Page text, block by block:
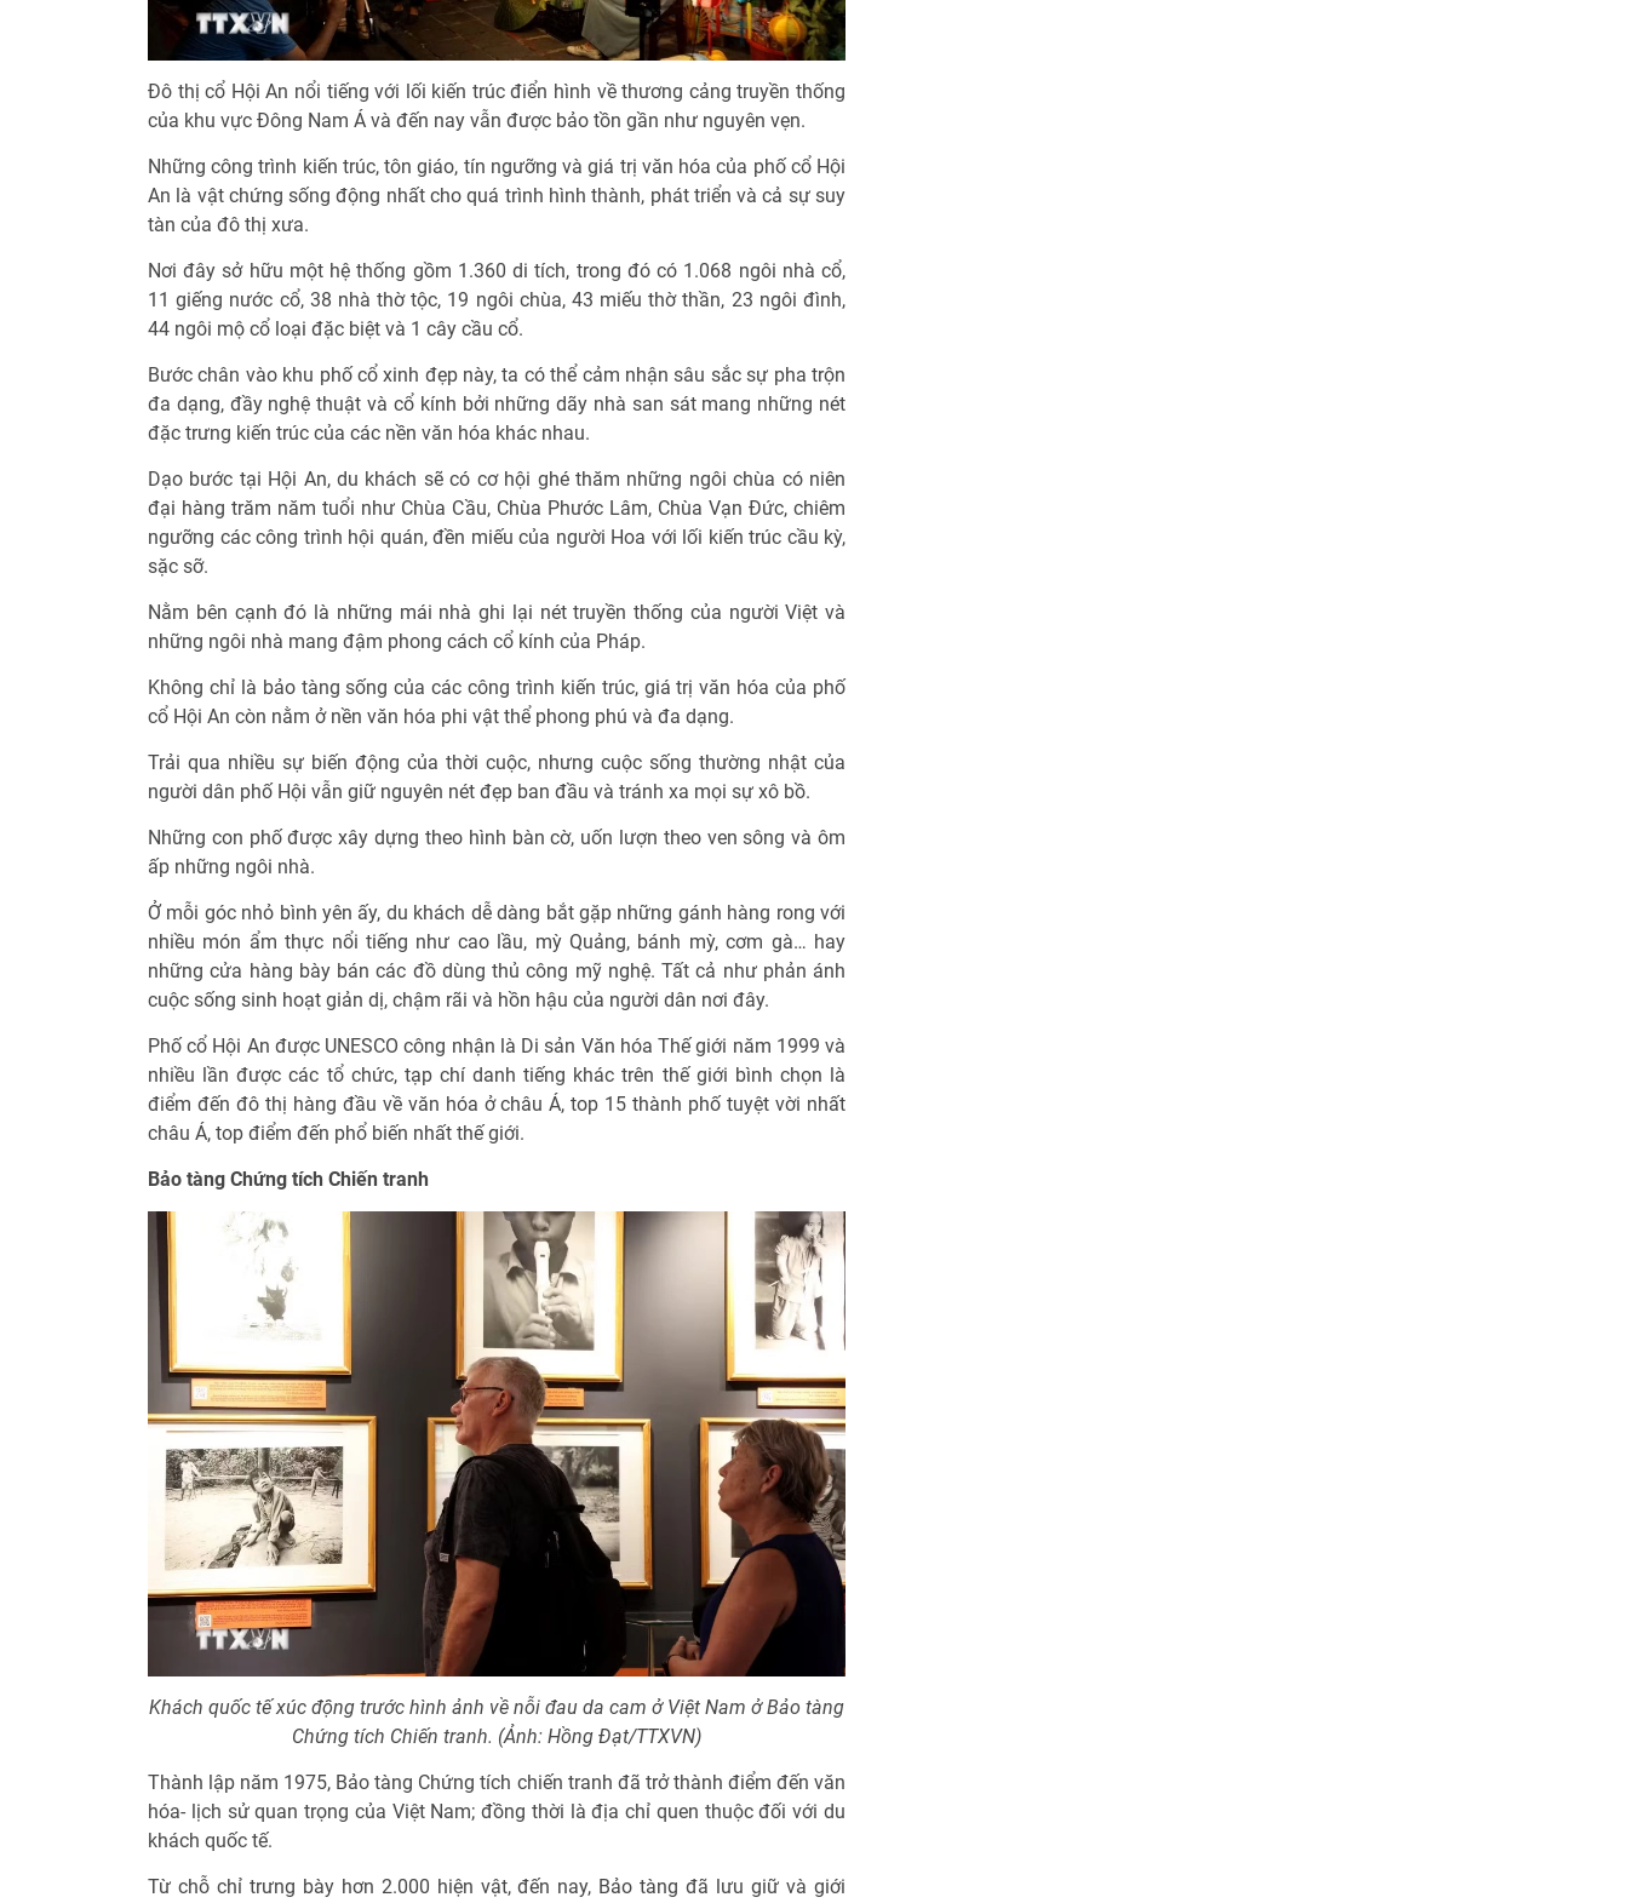
Đô thị cổ Hội An nổi tiếng với lối kiến trúc điển hình về thương cảng truyền thống
của khu vực Đông Nam Á và đến nay vẫn được bảo tồn gần như nguyên vẹn.
Những công trình kiến trúc, tôn giáo, tín ngưỡng và giá trị văn hóa của phố cổ Hội
An là vật chứng sống động nhất cho quá trình hình thành, phát triển và cả sự suy
tàn của đô thị xưa.
Nơi đây sở hữu một hệ thống gồm 1.360 di tích, trong đó có 1.068 ngôi nhà cổ,
11 giếng nước cổ, 38 nhà thờ tộc, 19 ngôi chùa, 43 miếu thờ thần, 23 ngôi đình,
44 ngôi mộ cổ loại đặc biệt và 1 cây cầu cổ.
Bước chân vào khu phố cổ xinh đẹp này, ta có thể cảm nhận sâu sắc sự pha trộn
đa dạng, đầy nghệ thuật và cổ kính bởi những dãy nhà san sát mang những nét
đặc trưng kiến trúc của các nền văn hóa khác nhau.
Dạo bước tại Hội An, du khách sẽ có cơ hội ghé thăm những ngôi chùa có niên
đại hàng trăm năm tuổi như Chùa Cầu, Chùa Phước Lâm, Chùa Vạn Đức, chiêm
ngưỡng các công trình hội quán, đền miếu của người Hoa với lối kiến trúc cầu kỳ,
sặc sỡ.
Nằm bên cạnh đó là những mái nhà ghi lại nét truyền thống của người Việt và
những ngôi nhà mang đậm phong cách cổ kính của Pháp.
Không chỉ là bảo tàng sống của các công trình kiến trúc, giá trị văn hóa của phố
cổ Hội An còn nằm ở nền văn hóa phi vật thể phong phú và đa dạng.
Trải qua nhiều sự biến động của thời cuộc, nhưng cuộc sống thường nhật của
người dân phố Hội vẫn giữ nguyên nét đẹp ban đầu và tránh xa mọi sự xô bồ.
Những con phố được xây dựng theo hình bàn cờ, uốn lượn theo ven sông và ôm
ấp những ngôi nhà.
Ở mỗi góc nhỏ bình yên ấy, du khách dễ dàng bắt gặp những gánh hàng rong với
nhiều món ẩm thực nổi tiếng như cao lầu, mỳ Quảng, bánh mỳ, cơm gà… hay
những cửa hàng bày bán các đồ dùng thủ công mỹ nghệ. Tất cả như phản ánh
cuộc sống sinh hoạt giản dị, chậm rãi và hồn hậu của người dân nơi đây.
Phố cổ Hội An được UNESCO công nhận là Di sản Văn hóa Thế giới năm 1999 và
nhiều lần được các tổ chức, tạp chí danh tiếng khác trên thế giới bình chọn là
điểm đến đô thị hàng đầu về văn hóa ở châu Á, top 15 thành phố tuyệt vời nhất
châu Á, top điểm đến phổ biến nhất thế giới.
Bảo tàng Chứng tích Chiến tranh
Khách quốc tế xúc động trước hình ảnh về nỗi đau da cam ở Việt Nam ở Bảo tàng
Chứng tích Chiến tranh. (Ảnh: Hồng Đạt/TTXVN)
Thành lập năm 1975, Bảo tàng Chứng tích chiến tranh đã trở thành điểm đến văn
hóa- lịch sử quan trọng của Việt Nam; đồng thời là địa chỉ quen thuộc đối với du
khách quốc tế.
Từ chỗ chỉ trưng bày hơn 2.000 hiện vật, đến nay, Bảo tàng đã lưu giữ và giới